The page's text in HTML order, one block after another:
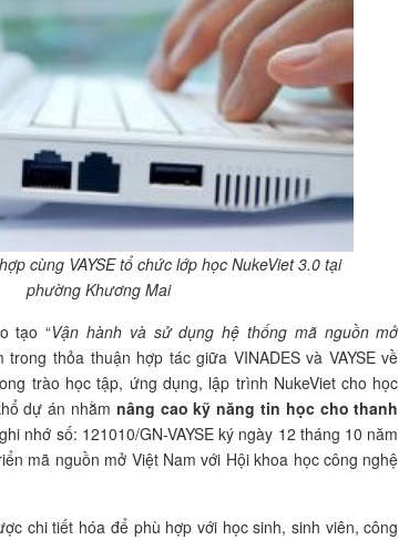
cùng VAYSE tổ chức lớp học NukeViet 3.0 tại
phường Khương Mai
tạo “Vận hành và sử dụng hệ thống mã nguồn mở
trong thỏa thuận hợp tác giữa VINADES và VAYSE về
trào học tập, ứng dụng, lập trình NukeViet cho học
dự án nhằm nâng cao kỹ năng tin học cho thanh
nhớ số: 121010/GN-VAYSE ký ngày 12 tháng 10 năm
mã nguồn mở Việt Nam với Hội khoa học công nghệ
chi tiết hóa để phù hợp với học sinh, sinh viên, công